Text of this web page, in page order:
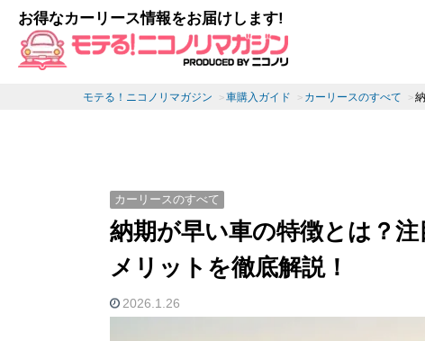
お得なカーリース情報をお届けします!
モテる！ニコノリマガジン 車購入ガイド カーリースのすべて
カーリースのすべて
納期が早い車の特徴とは？
メリットを徹底解説！
2026.1.26